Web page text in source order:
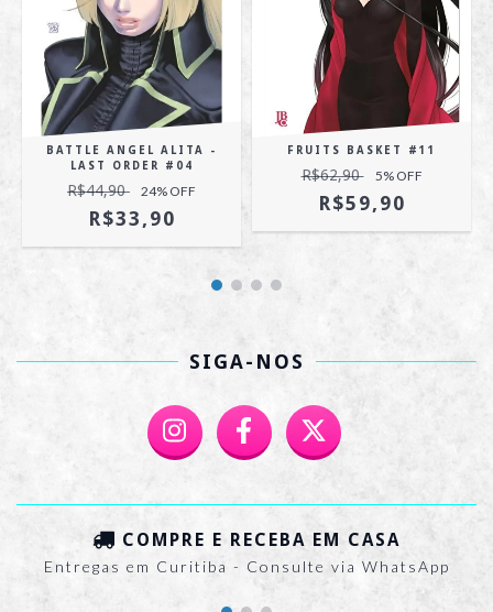
BATTLE ANGEL ALITA -
LAST ORDER #04
R$44,90 24% OFF
R$33,90
FRUITS BASKET #11
R$62,90 5% OFF
R$59,90
SIGA-NOS
COMPRE E RECEBA EM CASA
Entregas em Curitiba - Consulte via WhatsApp